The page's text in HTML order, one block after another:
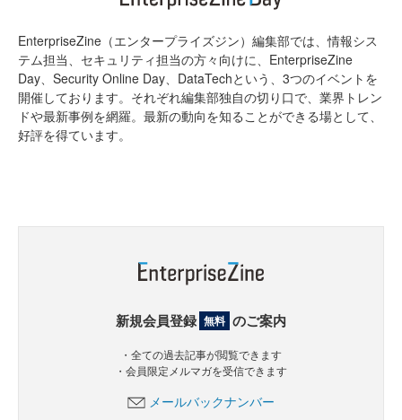
EnterpriseZine（エンタープライズジン）編集部では、情報シス
テム担当、セキュリティ担当の方々向けに、EnterpriseZine
Day、Security Online Day、DataTechという、3つのイベントを
開催しております。それぞれ編集部独自の切り口で、業界トレン
ドや最新事例を網羅。最新の動向を知ることができる場として、
好評を得ています。
新規会員登録 無料 のご案内
・全ての過去記事が閲覧できます
・会員限定メルマガを受信できます
メールバックナンバー